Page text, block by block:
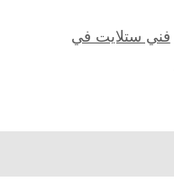
فني ستلايت في